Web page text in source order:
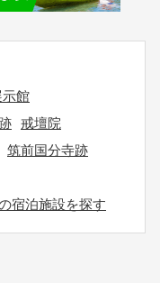
示館
戒壇院
筑前国分寺跡
宿泊施設を探す